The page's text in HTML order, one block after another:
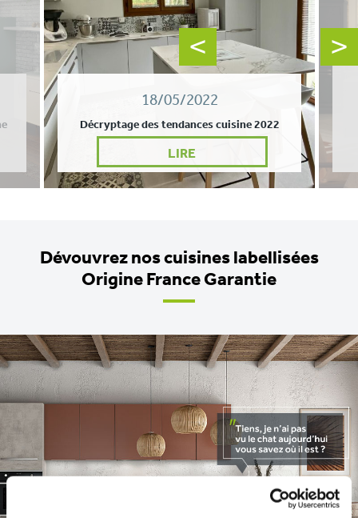
18/05/2022
Décryptage des tendances cuisine 2022
LIRE
Dévouvrez nos cuisines labellisées
Origine France Garantie